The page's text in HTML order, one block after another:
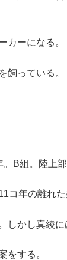
カーになる。
飼っている。
B組。陸上部
コ年の離れた
しかし真綾に
をする。